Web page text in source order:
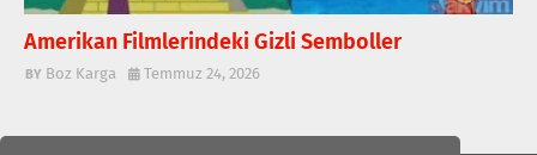
Amerikan Filmlerindeki Gizli Semboller
Boz Karga Temmuz 24, 2026